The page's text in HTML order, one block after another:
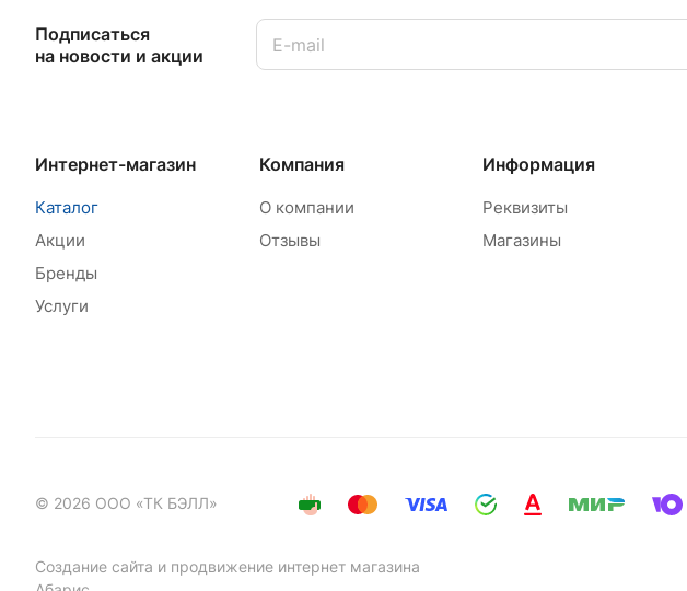
Подписаться
на новости и акции
Интернет-магазин
Каталог
Акции
Бренды
Услуги
Компания
О компании
Отзывы
Информация
Реквизиты
Магазины
© 2026 ООО «ТК БЭЛЛ»
Создание сайта и продвижение интернет магазина